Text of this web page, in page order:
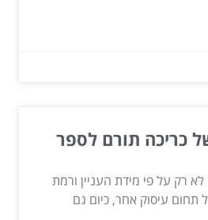
כריכה תורם לספר
רק על פי מידת העניין ורמת
תחום עיסוק אחר, כיום גם